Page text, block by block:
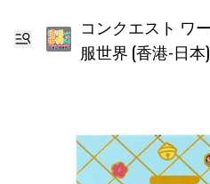
コンクエスト ワールド 征
服世界 (香港-日本)